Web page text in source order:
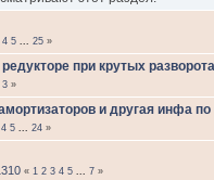
4 5 ... 25»
при крутых
3»
и другая инфа
4 5 ... 24»
« 1 2 3 4 5 ... 7»